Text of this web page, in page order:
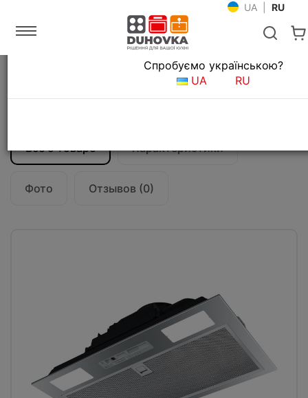
UA RU
Кухонные вытяжки
Вытяжка кухонная Franke Inca Smart FBI
Все о товаре Характеристики
Фото Отзывов (0)
Язык магазина
Спробуємо українською?
UA
RU